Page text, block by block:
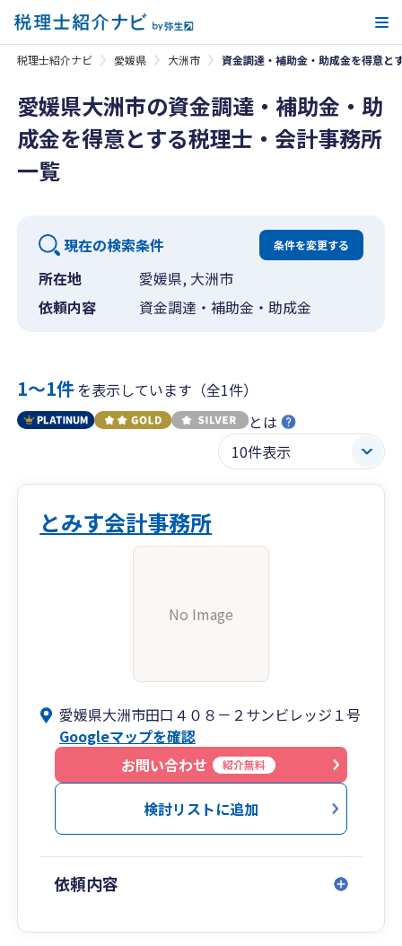
税理士紹介ナビ 愛媛県 大洲市 資金調達・補助金・助成金を得意と
愛媛県大洲市の資金調達・補助金・助
成金を得意とする税理士・会計事務所
一覧
現在の検索条件 条件を変更する
所在地
愛媛県, 大洲市
依頼内容
資金調達・補助金・助成金
1〜1件を表示しています（全1件）
とは
とみす会計事務所
No Image
愛媛県大洲市田口４０８－２サンビレッジ１号
Googleマップを確認
お問い合わせ
紹介無料
検討リストに追加
依頼内容